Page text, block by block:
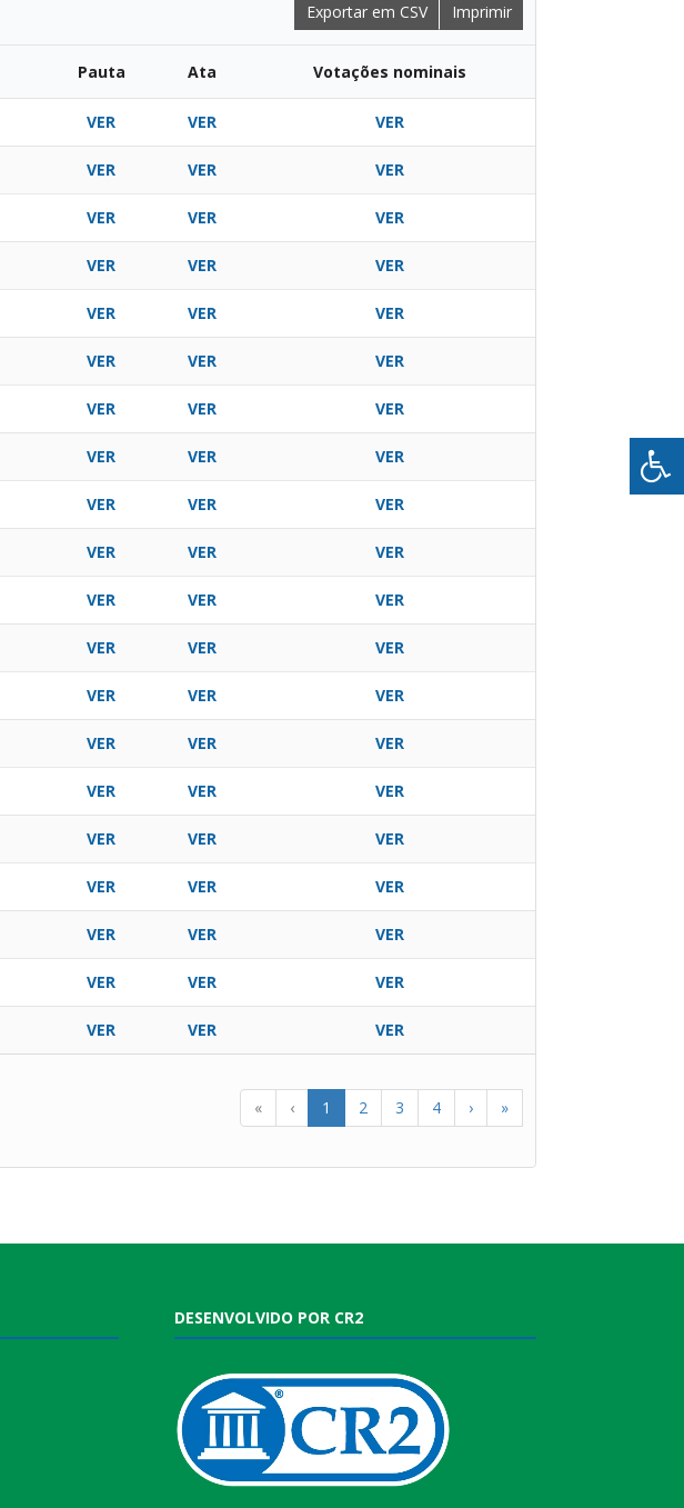
Exportar em CSV Imprimir
Pauta Ata Votações nominais
VER VER VER
VER VER VER
VER VER VER
VER VER VER
VER VER VER
VER VER VER
VER VER VER
VER VER VER
VER VER VER
VER VER VER
VER VER VER
VER VER VER
VER VER VER
VER VER VER
VER VER VER
VER VER VER
VER VER VER
VER VER VER
VER VER VER
VER VER VER
« ‹ 1 2 3 4 › »
DESENVOLVIDO POR CR2